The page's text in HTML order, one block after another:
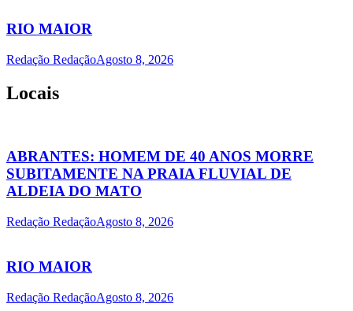
RIO MAIOR
Redação RedaçãoAgosto 8, 2026
Locais
ABRANTES: HOMEM DE 40 ANOS MORRE
SUBITAMENTE NA PRAIA FLUVIAL DE
ALDEIA DO MATO
Redação RedaçãoAgosto 8, 2026
RIO MAIOR
Redação RedaçãoAgosto 8, 2026